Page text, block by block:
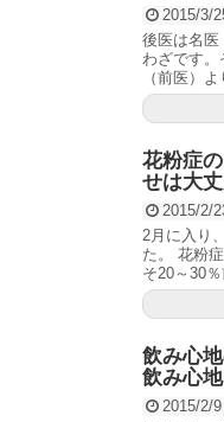
2015/3/
後医は名医
わざです。
（前医）
花粉症
せは大
2015/2/
2月に入り
た。 花粉
そ20～30
飲み心
飲み心
2015/2/9